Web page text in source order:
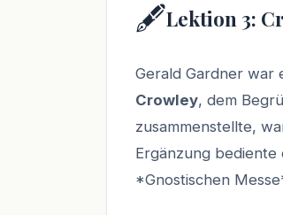
🖋️Lektion 3:
Gerald Gardner war
Crowley, dem
zusammenstellte,
Ergänzung
*Gnostischen